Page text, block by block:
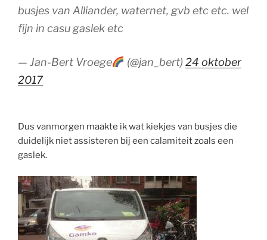
busjes van Alliander, waternet, gvb etc etc. wel
fijn in casu gaslek etc
— Jan-Bert Vroege (@jan_bert) 24 oktober
2017
Dus vanmorgen maakte ik wat kiekjes van busjes die
duidelijk niet assisteren bij een calamiteit zoals een
gaslek.